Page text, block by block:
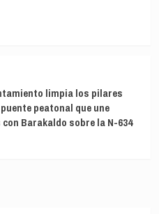
limpia los pilares
peatonal que une
con Barakaldo sobre la N-634